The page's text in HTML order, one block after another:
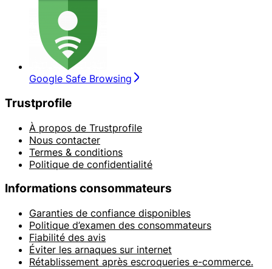
Google Safe Browsing
Trustprofile
À propos de Trustprofile
Nous contacter
Termes & conditions
Politique de confidentialité
Informations consommateurs
Garanties de confiance disponibles
Politique d’examen des consommateurs
Fiabilité des avis
Éviter les arnaques sur internet
Rétablissement après escroqueries e-commerce.